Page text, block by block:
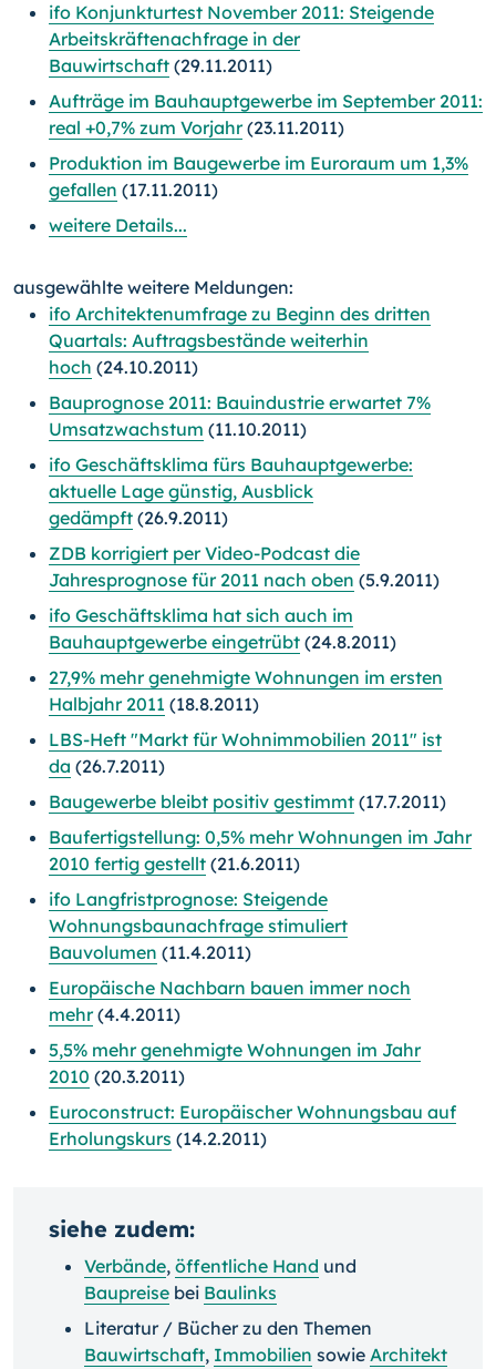
ifo Konjunkturtest November 2011: Steigende
Arbeitskräftenachfrage in der
Bauwirtschaft (29.11.2011)
Aufträge im Bauhauptgewerbe im September 2011:
real +0,7% zum Vorjahr(23.11.2011)
Produktion im Baugewerbe im Euroraum um 1,3%
gefallen (17.11.2011)
weitere Details...
ausgewählte weitere Meldungen:
ifo Architektenumfrage zu Beginn des dritten
Quartals: Auftragsbestände weiterhin
hoch (24.10.2011)
Bauprognose 2011: Bauindustrie erwartet 7%
Umsatzwachstum (11.10.2011)
ifo Geschäftsklima fürs Bauhauptgewerbe:
aktuelle Lage günstig, Ausblick
gedämpft (26.9.2011)
ZDB korrigiert per Video-Podcast die
Jahresprognose für 2011 nach oben (5.9.2011)
ifo Geschäftsklima hat sich auch im
Bauhauptgewerbe eingetrübt (24.8.2011)
27,9% mehr genehmigte Wohnungen im ersten
Halbjahr 2011 (18.8.2011)
LBS-Heft "Markt für Wohnimmobilien 2011" ist
da (26.7.2011)
Baugewerbe bleibt positiv gestimmt (17.7.2011)
Baufertigstellung: 0,5% mehr Wohnungen im Jahr
2010 fertig gestellt (21.6.2011)
ifo Langfristprognose: Steigende
Wohnungsbaunachfrage stimuliert
Bauvolumen (11.4.2011)
Europäische Nachbarn bauen immer noch
mehr(4.4.2011)
5,5% mehr genehmigte Wohnungen im Jahr
2010 (20.3.2011)
Euroconstruct: Europäischer Wohnungsbau auf
Erholungskurs (14.2.2011)
siehe zudem:
Verbände, öffentliche Hand und
Baupreise bei Baulinks
Literatur / Bücher zu den Themen
Bauwirtschaft, Immobilien sowie Architekt